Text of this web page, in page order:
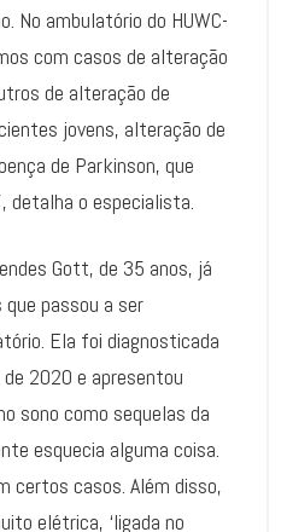
No ambulatório do HUWC-
com casos de alteração
de alteração de
jovens, alteração de
de Parkinson, que
detalha o especialista.
Gott, de 35 anos, já
passou a ser
Ela foi diagnosticada
2020 e apresentou
sono como sequelas da
esquecia alguma coisa.
certos casos. Além disso,
elétrica, ‘ligada no